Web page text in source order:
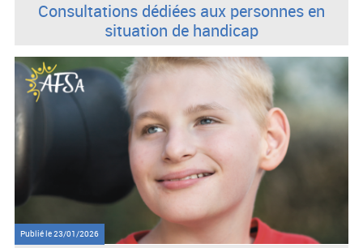
Consultations dédiées aux personnes en
situation de handicap
Publié le23/01/2026